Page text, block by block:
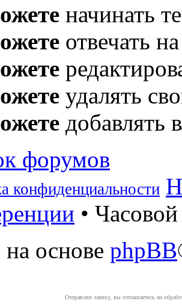
начинать
отвечать
удалять
добавлять
форумов
конфиденциальности
•
основе phpBB
Отправляя заявку, вы соглашаетесь на